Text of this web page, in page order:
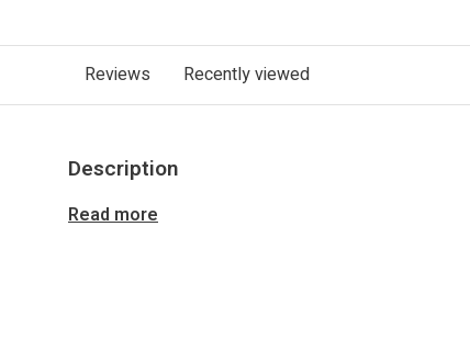
Reviews Recently viewed
Description
Read more